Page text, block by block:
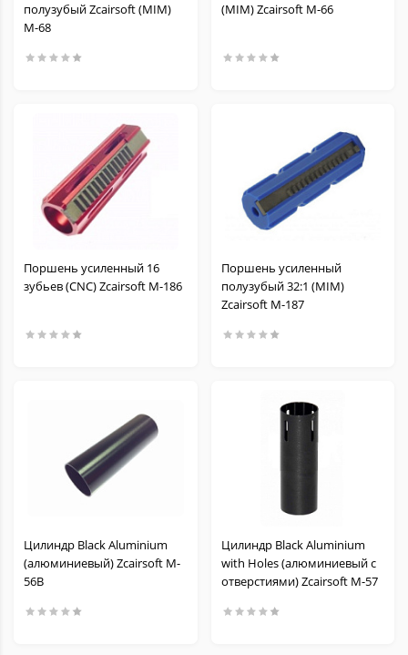
полузубый Zcairsoft (MIM)
M-68
(MIM) Zcairsoft M-66
Поршень усиленный 16
зубьев (CNC) Zcairsoft M-186
Поршень усиленный
полузубый 32:1 (MIM)
Zcairsoft M-187
Цилиндр Black Aluminium
(алюминиевый) Zcairsoft M-
56B
Цилиндр Black Aluminium
with Holes (алюминиевый с
отверстиями) Zcairsoft M-57